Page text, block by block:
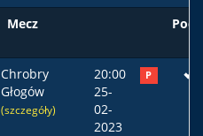
Mecz
Chrobry
Głogów
(szczegóły)
20:00
25-
02-
2023
P